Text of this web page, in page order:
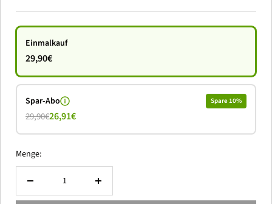
Einmalkauf
29,90€
Spar-Abo Spare 10%
29,90€26,91€
Menge:
Menge